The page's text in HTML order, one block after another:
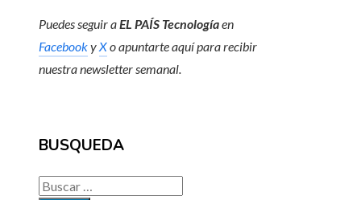
Puedes seguir aEL PAÍS Tecnologíaen
Facebooky Xo apuntarte aquí para recibir
nuestranewsletter semanal
BUSQUEDA
Buscar: